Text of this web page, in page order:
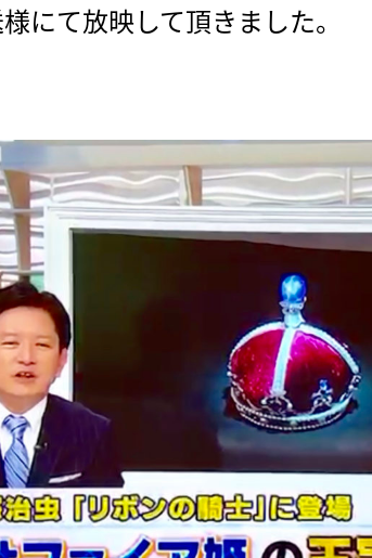
にて放映して頂きました。